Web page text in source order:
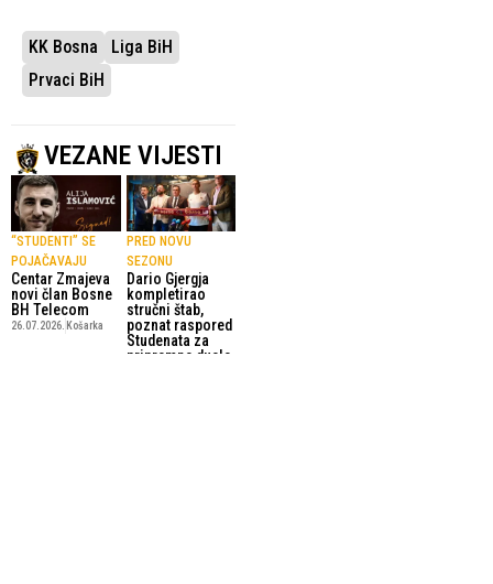
KK Bosna
Liga BiH
Prvaci BiH
VEZANE VIJESTI
“STUDENTI” SE
POJAČAVAJU
Centar Zmajeva
novi član Bosne
BH Telecom
26.07.2026. Košarka
PRED NOVU
SEZONU
Dario Gjergja
kompletirao
stručni štab,
poznat raspored
Studenata za
pripremne duele